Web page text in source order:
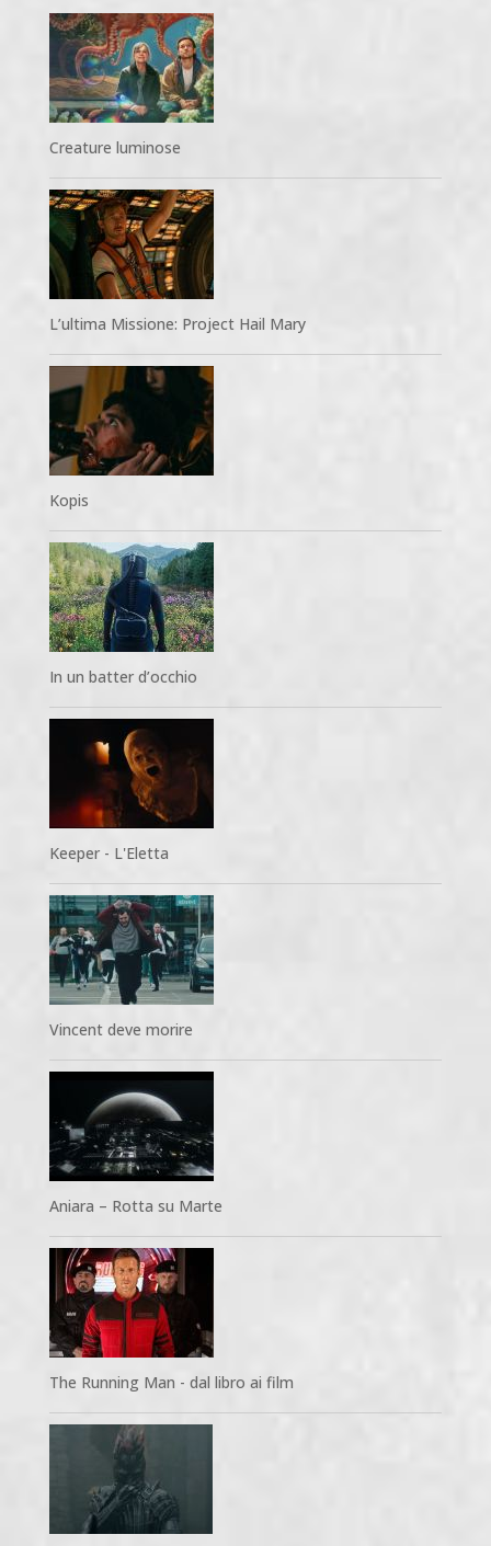
Creature luminose
L’ultima Missione: Project Hail Mary
Kopis
In un batter d’occhio
Keeper - L'Eletta
Vincent deve morire
Aniara – Rotta su Marte
The Running Man - dal libro ai film